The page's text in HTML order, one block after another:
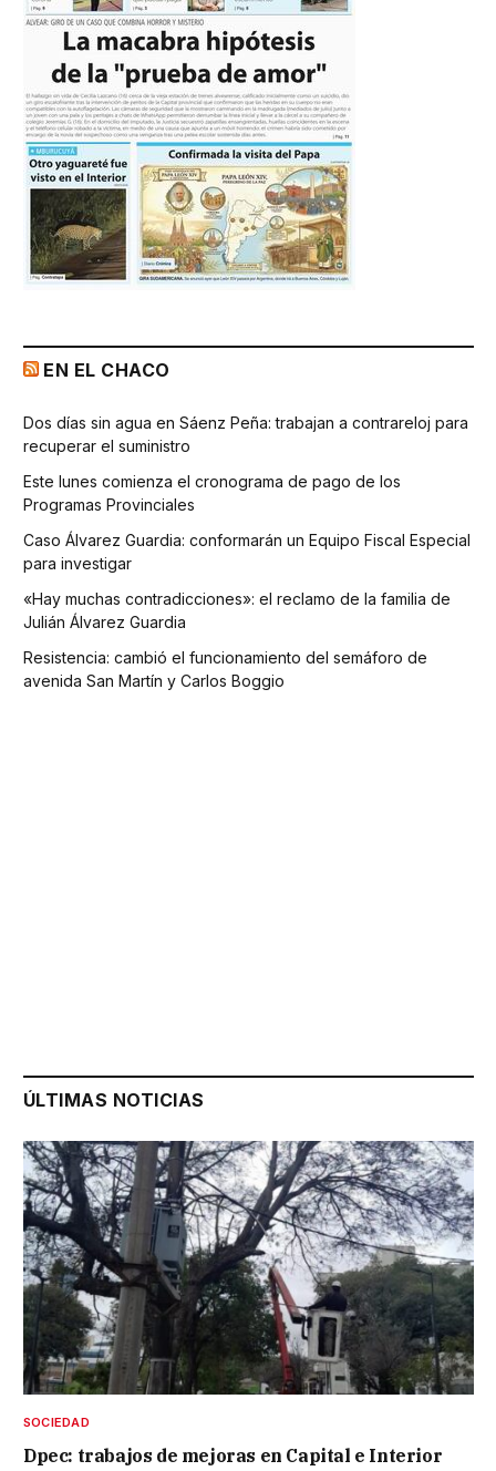
EN EL CHACO
Dos días sin agua en Sáenz Peña: trabajan a contrareloj para
recuperar el suministro
Este lunes comienza el cronograma de pago de los
Programas Provinciales
Caso Álvarez Guardia: conformarán un Equipo Fiscal Especial
para investigar
«Hay muchas contradicciones»: el reclamo de la familia de
Julián Álvarez Guardia
Resistencia: cambió el funcionamiento del semáforo de
avenida San Martín y Carlos Boggio
ÚLTIMAS NOTICIAS
SOCIEDAD
Dpec: trabajos de mejoras en Capital e Interior